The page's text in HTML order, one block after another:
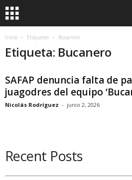
Inicio Etiquetas Bucanero
Etiqueta: Bucanero
SAFAP denuncia falta de
juagodres del equipo
Nicolás Rodríguez - junio 2, 2026
Recent Posts